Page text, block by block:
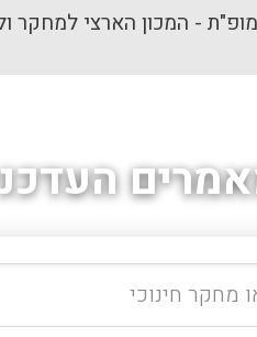
- המכון הארצי למחקר